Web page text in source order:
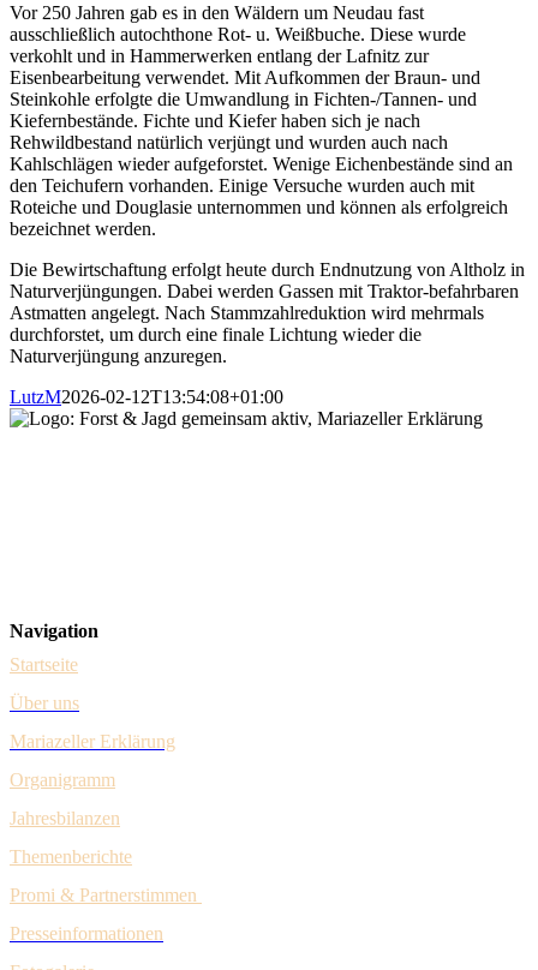
Vor 250 Jahren gab es in den Wäldern um Neudau fast
ausschließlich autochthone Rot- u. Weißbuche. Diese wurde
verkohlt und in Hammerwerken entlang der Lafnitz zur
Eisenbearbeitung verwendet. Mit Aufkommen der Braun- und
Steinkohle erfolgte die Umwandlung in Fichten-/Tannen- und
Kiefernbestände. Fichte und Kiefer haben sich je nach
Rehwildbestand natürlich verjüngt und wurden auch nach
Kahlschlägen wieder aufgeforstet. Wenige Eichenbestände sind an
den Teichufern vorhanden. Einige Versuche wurden auch mit
Roteiche und Douglasie unternommen und können als erfolgreich
bezeichnet werden.
Die Bewirtschaftung erfolgt heute durch Endnutzung von Altholz in
Naturverjüngungen. Dabei werden Gassen mit Traktor-befahrbaren
Astmatten angelegt. Nach Stammzahlreduktion wird mehrmals
durchforstet, um durch eine finale Lichtung wieder die
Naturverjüngung anzuregen.
LutzM2026-02-12T13:54:08+01:00
Navigation
Startseite
Über uns
Mariazeller Erklärung
Organigramm
Jahresbilanzen
Themenberichte
Promi & Partnerstimmen
Presseinformationen